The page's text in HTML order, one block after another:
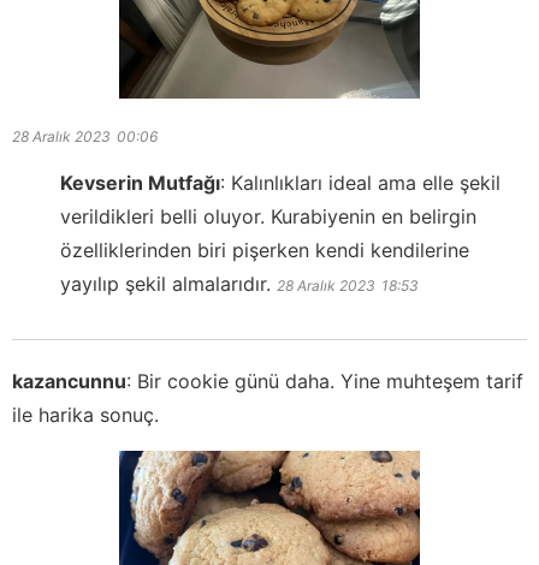
28 Aralık 2023 00:06
Kevserin Mutfağı: Kalınlıkları ideal ama elle şekil
verildikleri belli oluyor. Kurabiyenin en belirgin
özelliklerinden biri pişerken kendi kendilerine
yayılıp şekil almalarıdır. 28 Aralık 2023 18:53
kazancunnu: Bir cookie günü daha. Yine muhteşem tarif
ile harika sonuç.